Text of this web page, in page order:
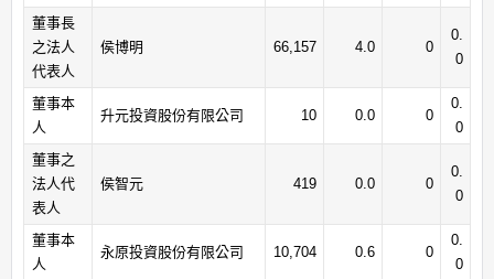
董事長
之法人
代表人
侯博明 66,157 4.0 0
0.
0
董事本
人
升元投資股份有限公司 10 0.0 0
0.
0
董事之
法人代
表人
侯智元 419 0.0 0
0.
0
董事本
人
永原投資股份有限公司 10,704 0.6 0
0.
0